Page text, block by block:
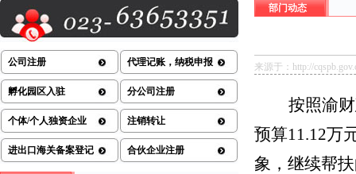
公司注册 代理记账，纳税申报
孵化园区入驻 分公司注册
个体/个人独资企业 注销转让
进出口海关备案登记 合伙企业注册
部门动态
来源于：http://
按照渝
预算11.12万
象，继续帮